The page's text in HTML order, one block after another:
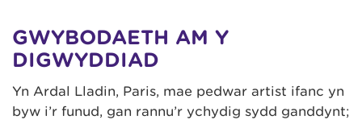
GWYBODAETH AM Y
DIGWYDDIAD
Yn Ardal Lladin, Paris, mae pedwar artist ifanc yn
byw i’r funud, gan rannu’r ychydig sydd ganddynt;